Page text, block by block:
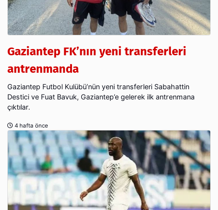
Gaziantep FK’nın yeni transferleri
antrenmanda
Gaziantep Futbol Kulübü’nün yeni transferleri Sabahattin
Destici ve Fuat Bavuk, Gaziantep’e gelerek ilk antrenmana
çıktılar.
4 hafta önce